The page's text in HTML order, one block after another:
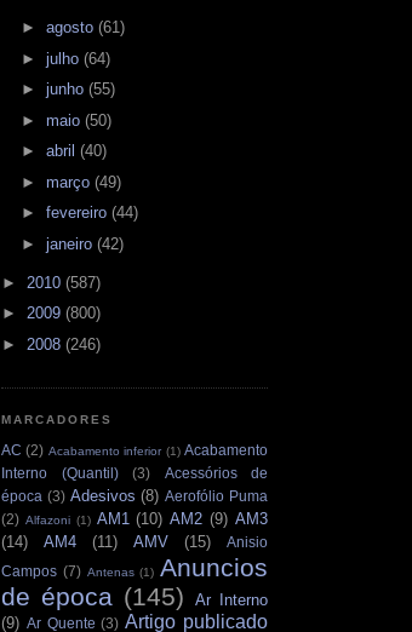
► agosto (61)
► julho (64)
► junho (55)
► maio (50)
► abril (40)
► março (49)
► fevereiro (44)
► janeiro (42)
► 2010 (587)
► 2009 (800)
► 2008 (246)
MARCADORES
AC (2) Acabamento inferior (1) Acabamento
Interno (Quantil)
(3)
Acessórios de
época (3) Adesivos (8) Aerofólio Puma
(2) Alfazoni (1) AM1 (10) AM2 (9) AM3
(14)
AM4 (11) AMV (15)
Anisio
Campos (7) Antenas (1) Anuncios
de época (145)
Ar Interno
(9) Ar Quente (3) Artigo publicado